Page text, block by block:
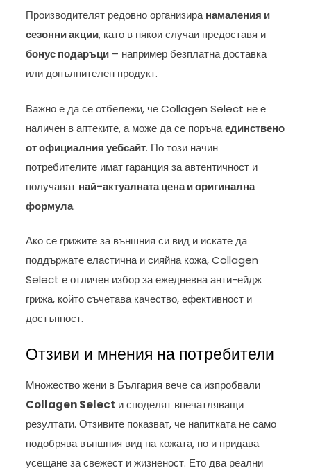
Производителят редовно организиранамаления и
сезонни акции, като в някои случаи предоставя и
бонус подаръци – например безплатна доставка
или допълнителен продукт.
Важно е да се отбележи, че Collagen Select не е
наличен в аптеките, а може да се поръчаединствено
от официалния уебсайт. По този начин
потребителите имат гаранция за автентичност и
получават най-актуалната цена и оригинална
формула.
Ако се грижите за външния си вид и искате да
поддържате еластична и сияйна кожа, Collagen
Select е отличен избор за ежедневна анти-ейдж
грижа, който съчетава качество, ефективност и
достъпност.
Отзиви и мнения на потребители
Множество жени в България вече са изпробвали
Collagen Select и споделят впечатляващи
резултати. Отзивите показват, че напитката не само
подобрява външния вид на кожата, но и придава
усещане за свежест и жизненост. Ето два реални